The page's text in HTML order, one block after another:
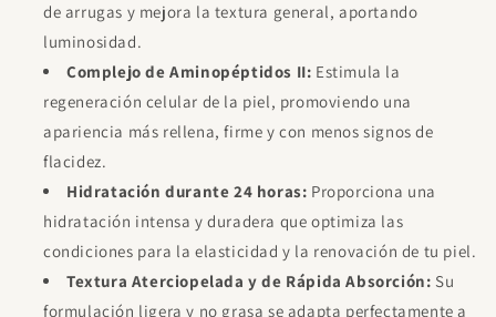
de arrugas y mejora la textura general, aportando
luminosidad.
Complejo de Aminopéptidos II: Estimula la
regeneración celular de la piel, promoviendo una
apariencia más rellena, firme y con menos signos de
flacidez.
Hidratación durante 24 horas: Proporciona una
hidratación intensa y duradera que optimiza las
condiciones para la elasticidad y la renovación de tu piel.
Textura Aterciopelada y de Rápida Absorción: Su
formulación ligera y no grasa se adapta perfectamente a